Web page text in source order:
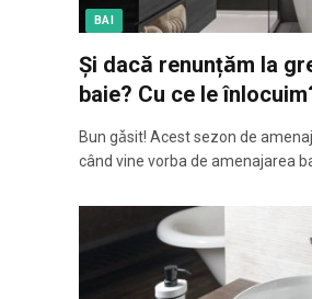
BAI
Și dacǎ renunțǎm la
baie? Cu ce le
Bun gǎsit! Acest sezon de
când vine vorba de amenajarea